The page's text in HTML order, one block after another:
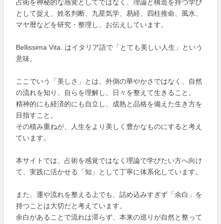
占術を神秘的な感覚としてではなく、理論と構造を持つ学び
として捉え、姓名判断、九星気学、易経、四柱推命、風水、
マヤ暦などを研究・整理し、お伝えしています。
Bellissima Vita. はイタリア語で「とても美しい人生」という
意味。
ここでいう「美しさ」とは、外側の華やかさではなく、自然
の流れを知り、自らを理解し、日々を整えて生きること。
精神的にも経済的にも自立し、成熟と品格を備えた生き方を
目指すこと。
その積み重ねが、人生をより美しく豊かなものにすると考え
ています。
本サイトでは、占術を感覚ではなく理論で学びたい方へ向け
て、実践に活かせる「知」として丁寧に体系化しています。
また、運や流れを整える上でも、詰め込みすぎず「余白」を
持つことは大切だと考えています。
余白があることで流れは滞らず、本来の巡りが自然と整って